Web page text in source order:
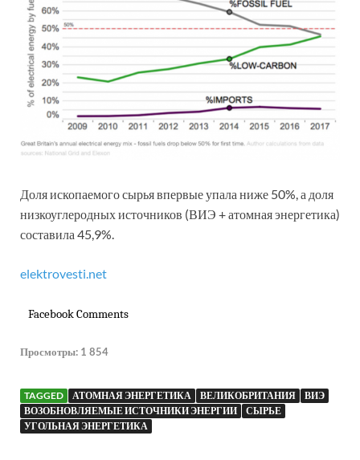
Доля ископаемого сырья впервые упала ниже 50%, а доля
низкоуглеродных источников (ВИЭ + атомная энергетика)
составила 45,9%.
elektrovesti.net
Facebook Comments
Просмотры: 1 854
TAGGED АТОМНАЯ ЭНЕРГЕТИКА ВЕЛИКОБРИТАНИЯ
ВИЭ
ВОЗОБНОВЛЯЕМЫЕ ИСТОЧНИКИ ЭНЕРГИИ
СЫРЬЕ
УГОЛЬНАЯ ЭНЕРГЕТИКА